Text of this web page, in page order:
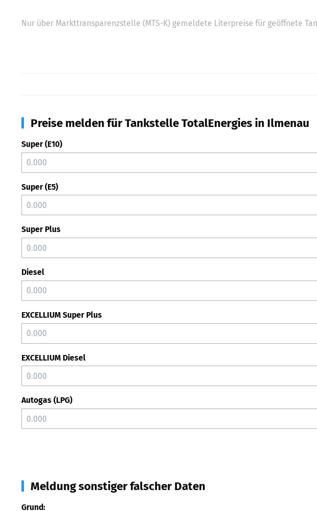
Nur über Markttransparenzstelle (MTS-K) gemeldete Literpreise für geöffnete
Preise melden für Tankstelle TotalEnergies in Ilmenau
Super (E10)
Super (E5)
Super Plus
Diesel
EXCELLIUM Super Plus
EXCELLIUM Diesel
Autogas (LPG)
Meldung sonstiger falscher Daten
Grund: